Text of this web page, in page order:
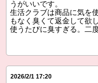
うがいいです。
生活クラブは商品に気を
もなく臭くて返金して欲
使うたびに臭すぎる。二
2026/2/1 17:20